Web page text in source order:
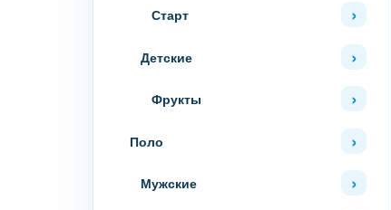
Старт
Детские
Фрукты
Поло
Мужские